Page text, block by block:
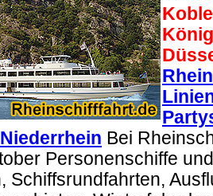
Bei
Personenschiffe
Schiffsrundfahrten,